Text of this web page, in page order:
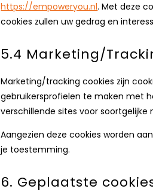
https://empoweryou.nl. Met deze
cookies zullen uw gedrag en
5.4 Marketing/
Marketing/tracking cookies zijn
gebruikersprofielen te maken met
verschillende sites voor soortgelijke
Aangezien deze cookies worden
je toestemming.
6. Geplaatste